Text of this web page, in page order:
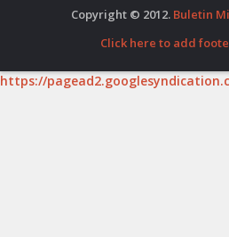
Copyright © 2012. Buletin
Click here to add
https://